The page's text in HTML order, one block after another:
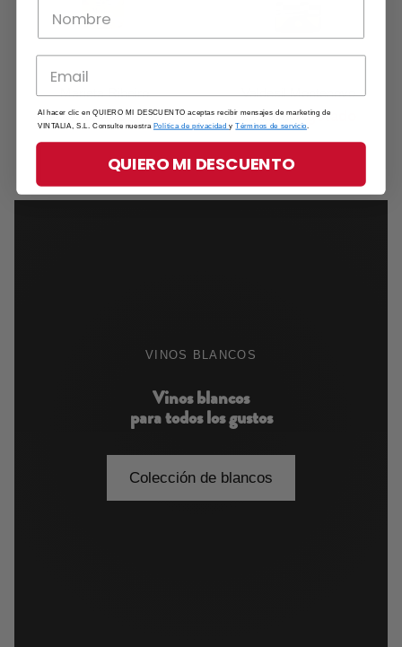
Marieta Ribeiro
8,40 €
Valdesil Montenovo
13,12 € Agotado
VINOS BLANCOS
Vinos blancos
para todos los gustos
Colección de blancos
Al hacer clic en QUIERO MI DESCUENTO aceptas recibir mensajes de marketing de
VINTALIA, S.L. Consulte nuestra Política de privacidadyTérminos de servicio
QUIERO MI DESCUENTO